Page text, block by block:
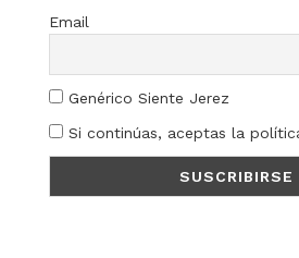
Email
Genérico Siente Jerez
Si continúas, aceptas la